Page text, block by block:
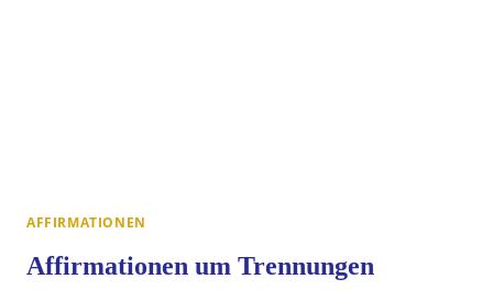
AFFIRMATIONEN
Affirmationen um Trennungen